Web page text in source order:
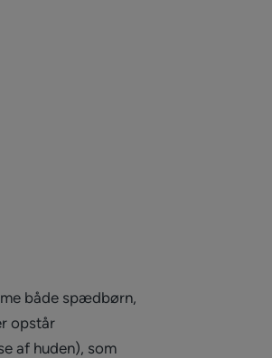
både spædbørn,
opstår
af huden), som